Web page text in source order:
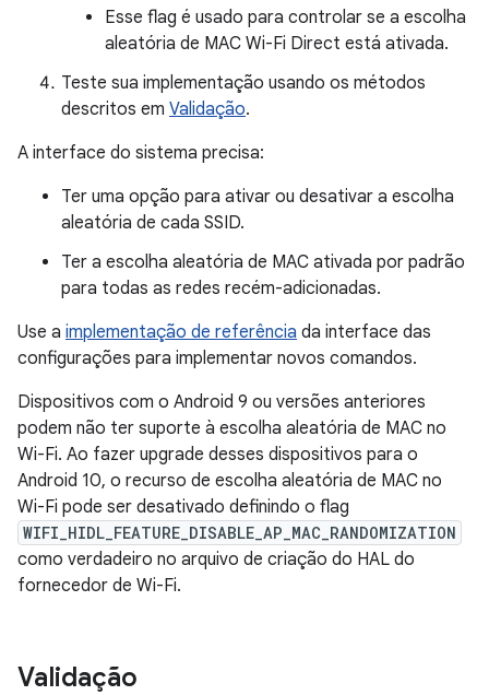
Esse flag é usado para controlar se a escolha
aleatória de MAC Wi-Fi Direct está ativada.
Teste sua implementação usando os métodos
descritos em Validação.
A interface do sistema precisa:
Ter uma opção para ativar ou desativar a escolha
aleatória de cada SSID.
Ter a escolha aleatória de MAC ativada por padrão
para todas as redes recém-adicionadas.
Use a implementação de referência da interface das
configurações para implementar novos comandos.
Dispositivos com o Android 9 ou versões anteriores
podem não ter suporte à escolha aleatória de MAC no
Wi-Fi. Ao fazer upgrade desses dispositivos para o
Android 10, o recurso de escolha aleatória de MAC no
Wi-Fi pode ser desativado definindo o flag
WIFI_HIDL_FEATURE_DISABLE_AP_MAC_RANDOMIZATION
como verdadeiro no arquivo de criação do HAL do
fornecedor de Wi-Fi.
Validação